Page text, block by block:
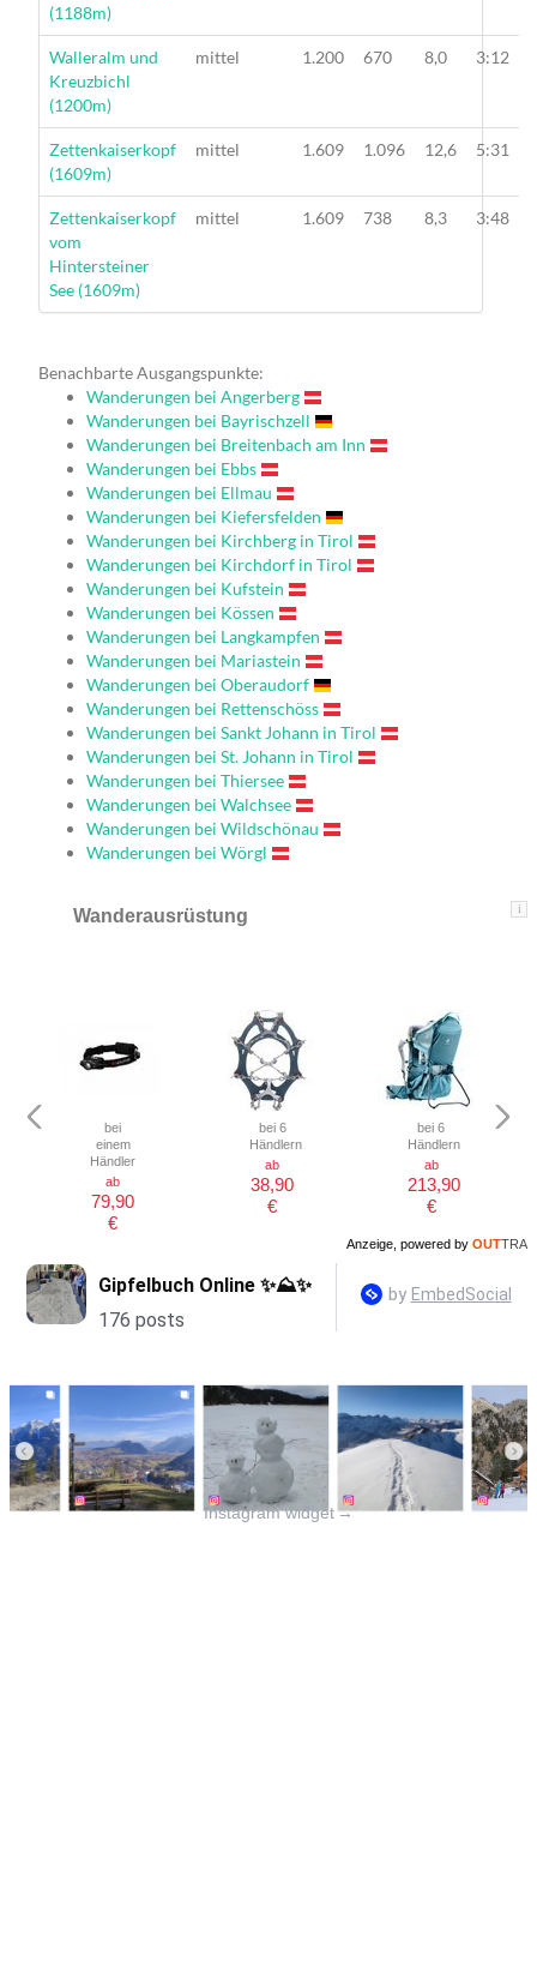
(1188m)
Wanderung
Walleralm und
Kreuzbichl
(1200m)
mittel 1.200 670 8,0 3:12
Wanderung
Zettenkaiserkopf
(1609m)
mittel 1.609 1.096 12,6 5:31
Wanderung
Zettenkaiserkopf
vom
Hintersteiner
See (1609m)
mittel 1.609 738 8,3 3:48
Benachbarte Ausgangspunkte:
Wanderungen bei Angerberg
Wanderungen bei Bayrischzell
Wanderungen bei Breitenbach am Inn
Wanderungen bei Ebbs
Wanderungen bei Ellmau
Wanderungen bei Kiefersfelden
Wanderungen bei Kirchberg in Tirol
Wanderungen bei Kirchdorf in Tirol
Wanderungen bei Kufstein
Wanderungen bei Kössen
Wanderungen bei Langkampfen
Wanderungen bei Mariastein
Wanderungen bei Oberaudorf
Wanderungen bei Rettenschöss
Wanderungen bei Sankt Johann in Tirol
Wanderungen bei St. Johann in Tirol
Wanderungen bei Thiersee
Wanderungen bei Walchsee
Wanderungen bei Wildschönau
Wanderungen bei Wörgl
i
Wanderausrüstung
bei
einem
Händler
ab
79,90
€
bei 6
Händlern
ab
38,90
€
bei 6
Händlern
ab
213,90
€
Anzeige, powered by OUTTRA
Instagram widget →